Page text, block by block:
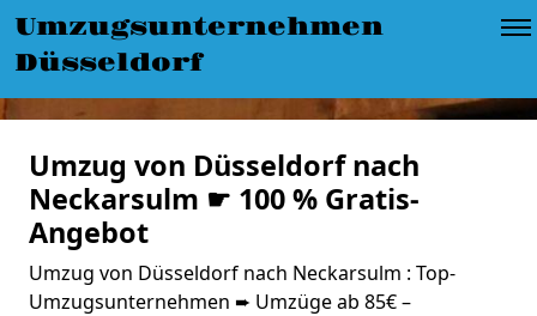
Umzugsunternehmen
Düsseldorf
Umzug von Düsseldorf nach
Neckarsulm ☛ 100 % Gratis-
Angebot
Umzug von Düsseldorf nach Neckarsulm : Top-
Umzugsunternehmen ➨ Umzüge ab 85€ –